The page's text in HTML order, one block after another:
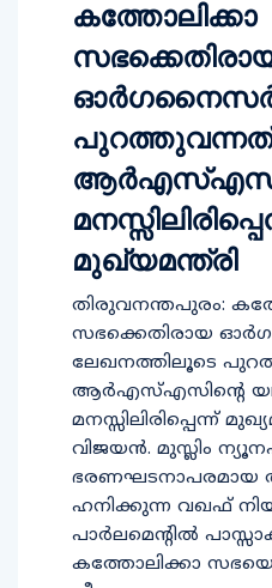
കത്തോലിക്കാ
ഓര്‍ഗനൈസര്‍
പുറത്തുവന്നത്
മുഖ്യമന്ത്രി
തിരുവനന്തപുരം:
സഭക്കെതിരായ
ലേഖനത്തിലൂടെ
ആര്‍എസ്എസിന്റെ
മനസ്സിലിരിപ്പെന്ന്
വിജയന്‍. മുസ്ലിം
ഭരണഘടനാപരമായ
ഹനിക്കുന്ന വഖഫ്
പാര്‍ലമെന്റില്‍
കത്തോലിക്കാ സഭയെ